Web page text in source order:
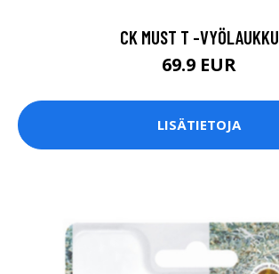
CK MUST T -VYÖLAUKKU
69.9 EUR
LISÄTIETOJA